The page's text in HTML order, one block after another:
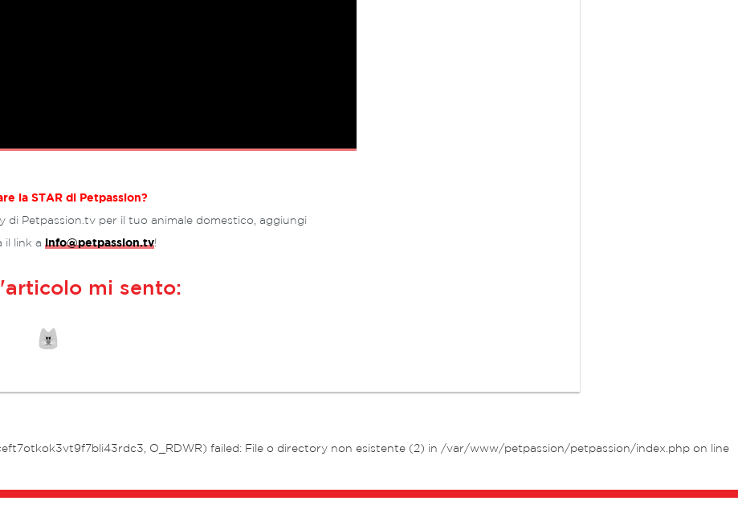
la STAR di Petpassion?
di Petpassion.tv per il tuo animale domestico, aggiungi
il link a info@petpassion.tv!
mi sento:
O_RDWR) failed: File o directory non esistente (2) in /var/www/petpassion/petpassion/index.php on line